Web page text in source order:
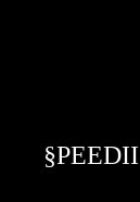
§PEEDII